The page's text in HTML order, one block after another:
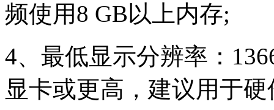
频使用8 GB以上内存;
4、最低显示分辨率：
显卡或更高，建议用于